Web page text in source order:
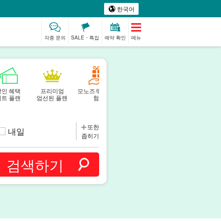
한국어
각종 문의 SALE・특집 예약 확인 메뉴
인 혜택
플랜
프리미엄
엄선된 플랜
모노즈쿠리 체
험
내일
또한
좁히기